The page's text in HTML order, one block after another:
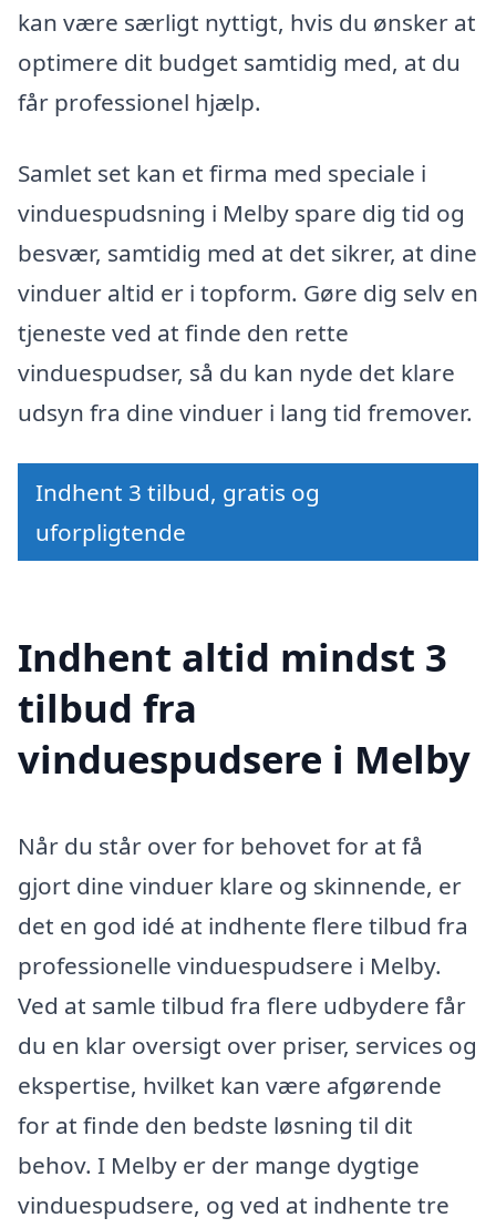
kan være særligt nyttigt, hvis du ønsker at
optimere dit budget samtidig med, at du
får professionel hjælp.
Samlet set kan et firma med speciale i
vinduespudsning i Melby spare dig tid og
besvær, samtidig med at det sikrer, at dine
vinduer altid er i topform. Gøre dig selv en
tjeneste ved at finde den rette
vinduespudser, så du kan nyde det klare
udsyn fra dine vinduer i lang tid fremover.
Indhent 3 tilbud, gratis og
uforpligtende
Indhent altid mindst 3
tilbud fra
vinduespudsere i Melby
Når du står over for behovet for at få
gjort dine vinduer klare og skinnende, er
det en god idé at indhente flere tilbud fra
professionelle vinduespudsere i Melby.
Ved at samle tilbud fra flere udbydere får
du en klar oversigt over priser, services og
ekspertise, hvilket kan være afgørende
for at finde den bedste løsning til dit
behov. I Melby er der mange dygtige
vinduespudsere, og ved at indhente tre